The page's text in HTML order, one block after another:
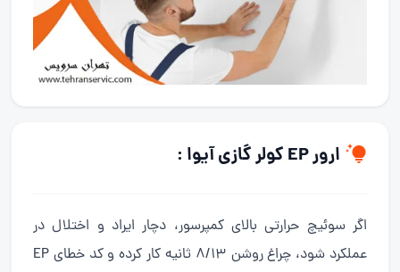
ارور EP کولر گازی آیوا :
اگر سوئیچ حرارتی بالای کمپرسور، دچار ایراد و اختلال در
عملکرد شود، چراغ روشن 8/13 ثانیه کار کرده و کد خطای EP